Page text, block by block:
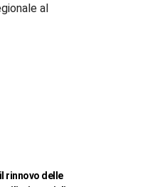
al
rinnovo delle